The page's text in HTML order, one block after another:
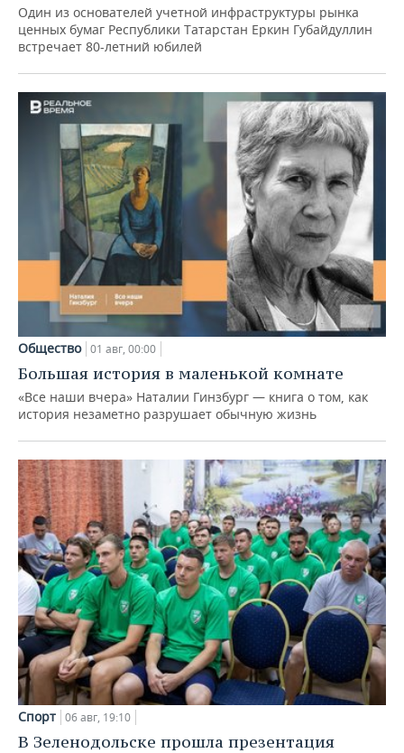
Один из основателей учетной инфраструктуры рынка
ценных бумаг Республики Татарстан Еркин Губайдуллин
встречает 80-летний юбилей
Общество 01 авг, 00:00
Большая история в маленькой комнате
«Все наши вчера» Наталии Гинзбург — книга о том, как
история незаметно разрушает обычную жизнь
Спорт 06 авг, 19:10
В Зеленодольске прошла презентация